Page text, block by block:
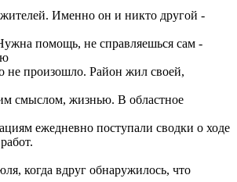
жителей. Именно он и никто другой -
помощь, не справляешься сам -
не произошло. Район жил своей,
смыслом, жизнью. В областное
ежедневно поступали сводки о ходе
когда вдруг обнаружилось, что